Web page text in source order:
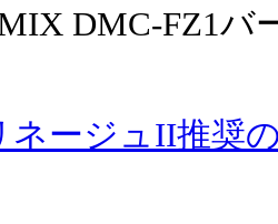
DMC-FZ1バ
ージュII推奨